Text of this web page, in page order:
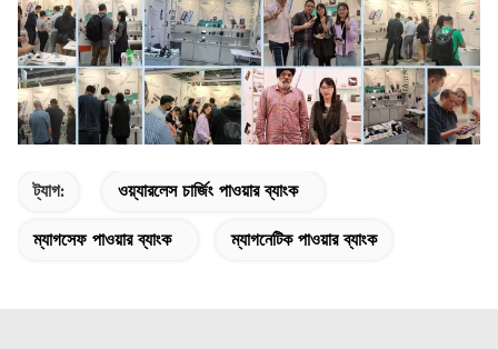
ট্যাগ: ওয়্যারলেস চার্জিং পাওয়ার ব্যাংক
ম্যাগসেফ পাওয়ার ব্যাংক ম্যাগনেটিক পাওয়ার ব্যাংক